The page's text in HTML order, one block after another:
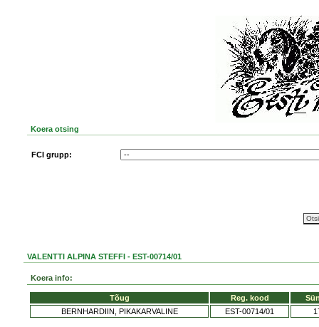
Koera otsing
FCI grupp:
VALENTTI ALPINA STEFFI - EST-00714/01
Koera info:
Tõug Reg. kood
BERNHARDIIN, PIKAKARVALINE
EST-00714/01